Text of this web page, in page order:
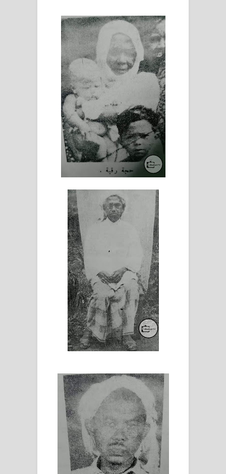
DI TANGAN MURSYID, CINTA
MENEMUKAN JALAN PULANG
RAWATAN TAREKAT: APABILA
ALLAH MENYEMBUHKAN HATI, JIWA
TURUT MENJADI KUAT
TASAWUF: BUKAN AJARAN PELIK,
TETAPI JALAN MEMBERSIHKAN
HATI
"Kotoran Yang Paling Bahaya Bukan
Pada Pakaian, Tetapi Pada Qalbi"
Secara Biologis Manusia itu Sama,
Dengan Tingkat Kesadaran yang
Berbeda
WAHDATUL WUJUD, WAHDATU
SYUHUD, DAN MANUNGGALING
KAWULA GUSTI